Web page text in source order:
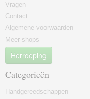
Vragen
Contact
Algemene voorwaarden
Meer shops
Herroeping
Categorieën
Handgereedschappen